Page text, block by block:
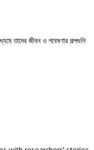
তাদের জীবন ও গবেষণার গল্পগুলি